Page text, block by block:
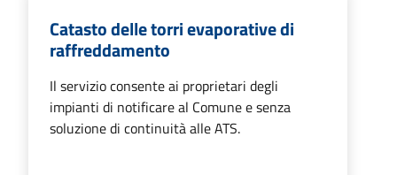
Catasto delle torri evaporative di
raffreddamento
Il servizio consente ai proprietari degli
impianti di notificare al Comune e senza
soluzione di continuità alle ATS.